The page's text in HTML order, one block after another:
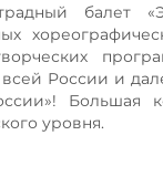
балет
России и
Большая
уровня.